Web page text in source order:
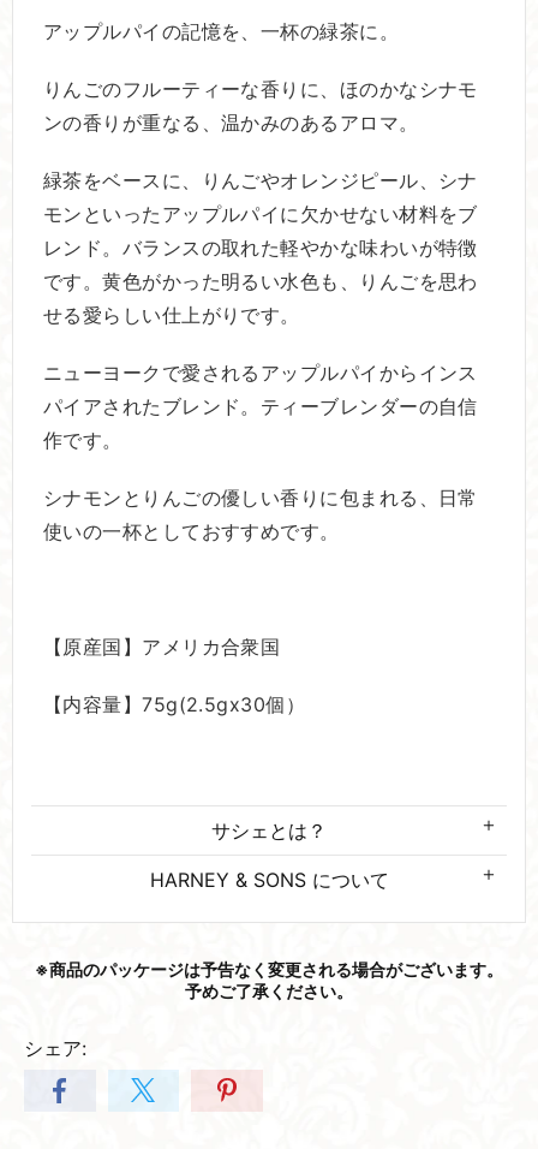
アップルパイの記憶を、一杯の緑茶に。
りんごのフルーティーな香りに、ほのかなシナモ
ンの香りが重なる、温かみのあるアロマ。
緑茶をベースに、りんごやオレンジピール、シナ
モンといったアップルパイに欠かせない材料をブ
レンド。バランスの取れた軽やかな味わいが特徴
です。黄色がかった明るい水色も、りんごを思わ
せる愛らしい仕上がりです。
ニューヨークで愛されるアップルパイからインス
パイアされたブレンド。ティーブレンダーの自信
作です。
シナモンとりんごの優しい香りに包まれる、日常
使いの一杯としておすすめです。
【原産国】アメリカ合衆国
【内容量】75g(2.5gx30個）
サシェとは？
HARNEY & SONS について
※商品の​パッケージは​予告なく​変更される​場合が​ございます。​
予めご了承ください。
シェア: